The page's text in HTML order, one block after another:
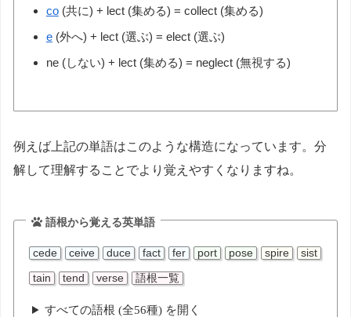
co(共に) + lect (集める) = collect (集める)
e(外へ) + lect (選ぶ) = elect (選ぶ)
ne (しない) + lect (集める) = neglect (無視する)
例えば上記の単語はこのような構造になっています。分
解して理解することでより覚えやすくなりますね。
語根から覚える英単語
cede ceive duce fact fer port pose spire sist
tain tend verse 語根一覧
すべての語根 (全56種) を開く